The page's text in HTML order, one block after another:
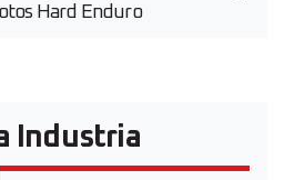
Hard Enduro
Industria